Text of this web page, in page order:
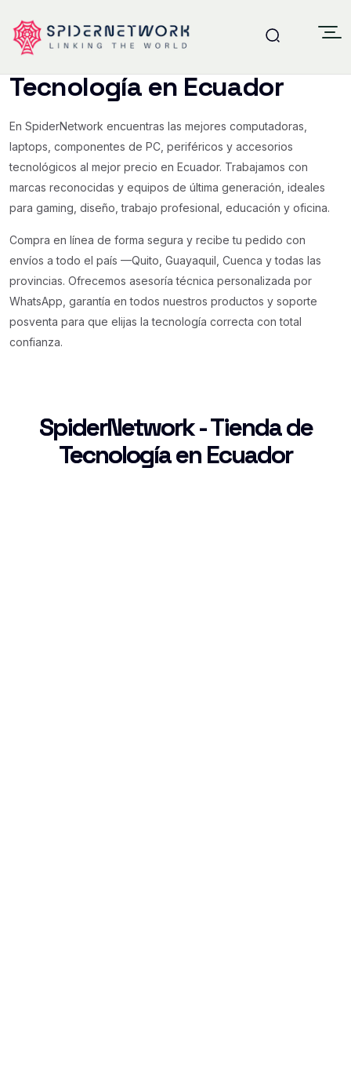
SpiderNetwork — Tienda de
Tecnología en Ecuador
En SpiderNetwork encuentras las mejores computadoras,
laptops, componentes de PC, periféricos y accesorios
tecnológicos al mejor precio en Ecuador. Trabajamos con
marcas reconocidas y equipos de última generación, ideales
para gaming, diseño, trabajo profesional, educación y oficina.
Compra en línea de forma segura y recibe tu pedido con
envíos a todo el país —Quito, Guayaquil, Cuenca y todas las
provincias. Ofrecemos asesoría técnica personalizada por
WhatsApp, garantía en todos nuestros productos y soporte
posventa para que elijas la tecnología correcta con total
confianza.
SpiderNetwork - Tienda de
Tecnología en Ecuador